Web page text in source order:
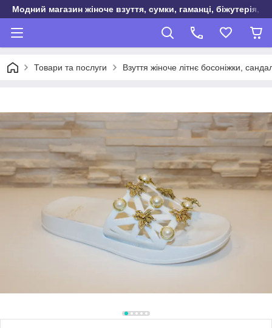
Модний магазин жіноче взуття, сумки, гаманці, біжутерія,
Товари та послуги Взуття жіноче літнє босоніжки,